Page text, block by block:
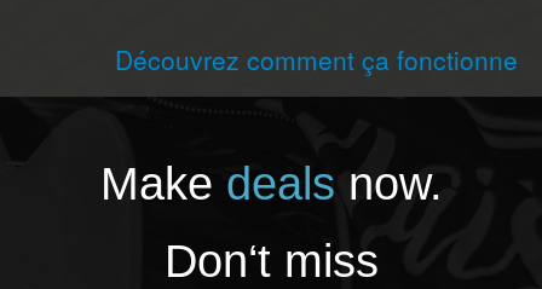
Découvrez comment ça fonctionne
Make deals now.
Don‘t miss